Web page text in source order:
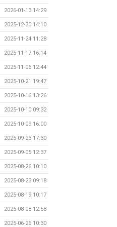
2026-01-13 14:29
2025-12-30 14:10
2025-11-24 11:28
2025-11-17 16:14
2025-11-06 12:44
2025-10-21 19:47
2025-10-16 13:26
2025-10-10 09:32
2025-10-09 16:00
2025-09-23 17:30
2025-09-05 12:37
2025-08-26 10:10
2025-08-23 09:18
2025-08-19 10:17
2025-08-08 12:58
2025-06-26 10:30